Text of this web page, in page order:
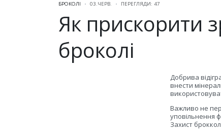
БРОКОЛІ 03.ЧЕРВ. ПЕРЕГЛЯДИ: 47
Як прискорити
броколі
Добрива
внести
Важливо не
уповільнення
Захист